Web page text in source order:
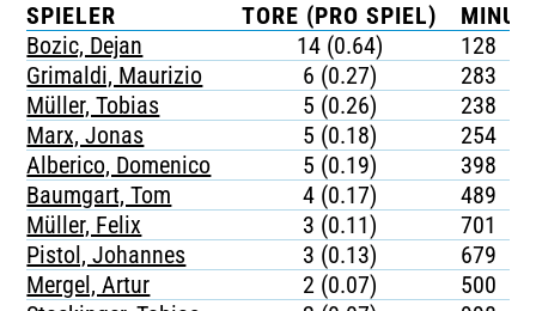
SPIELER TORE (PRO SPIEL)
Bozic, Dejan
14 (0.64)
128
Grimaldi, Maurizio
6 (0.27)
283
Müller, Tobias
5 (0.26)
238
Marx, Jonas
5 (0.18)
254
Alberico, Domenico
5 (0.19)
398
Baumgart, Tom
4 (0.17)
489
Müller, Felix
3 (0.11)
701
Pistol, Johannes
3 (0.13)
679
Mergel, Artur
2 (0.07)
500